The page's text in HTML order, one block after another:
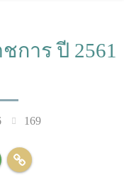
การ ปี 2561
169